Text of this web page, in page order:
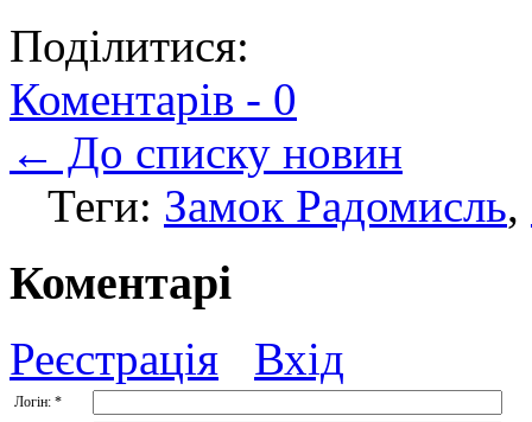
Поділитися:
Коментарів - 0
← До списку новин
Теги: Замок Радомисль,
Коментарі
Реєстрація Вхід
Логін: *